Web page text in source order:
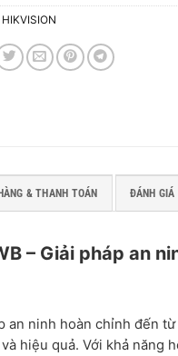
HIKVISION
& THANH TOÁN ĐÁNH GIÁ
– Giải pháp an
an ninh hoàn chỉnh đến
hiệu quả. Với khả năng